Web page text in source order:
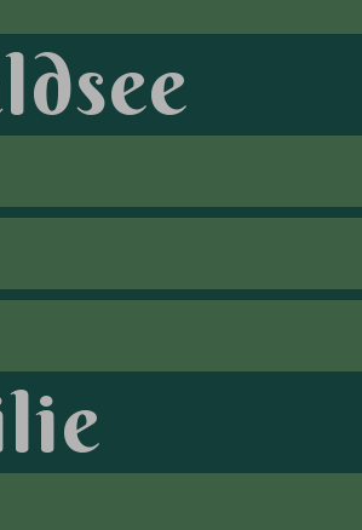
ldsee
lie